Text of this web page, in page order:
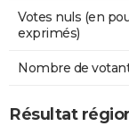
Votes nuls (en
exprimés)
Nombre de
Résultat